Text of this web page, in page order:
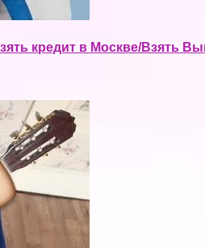
кредит в Москве/Взять